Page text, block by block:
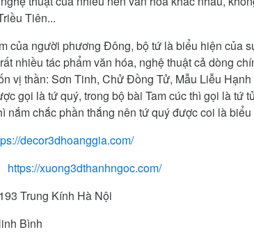
Tiên...
của người phương Đông, bộ tứ là biểu hiện của
nhiều tác phẩm văn hóa, nghệ thuật cả dòng
vị thần: Sơn Tinh, Chử Đồng Tử, Mẫu Liễu
gọi là tứ quý, trong bộ bài Tam cúc thì gọi là tứ
nắm chắc phần thắng nên tứ quý được coi là
decor3dhoanggia.com/
https://xuong3dthanhngoc.com/
Trung Kính Hà Nội
Bình